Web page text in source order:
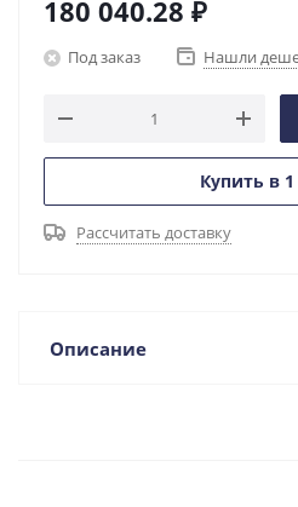
180 040.28 ₽
Под заказ Нашли
Купить в
Рассчитать доставку
Описание